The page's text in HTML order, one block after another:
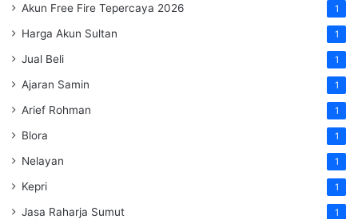
Akun Free Fire Tepercaya 2026 1
Harga Akun Sultan 1
Jual Beli 1
Ajaran Samin 1
Arief Rohman 1
Blora 1
Nelayan 1
Kepri 1
Jasa Raharja Sumut 1